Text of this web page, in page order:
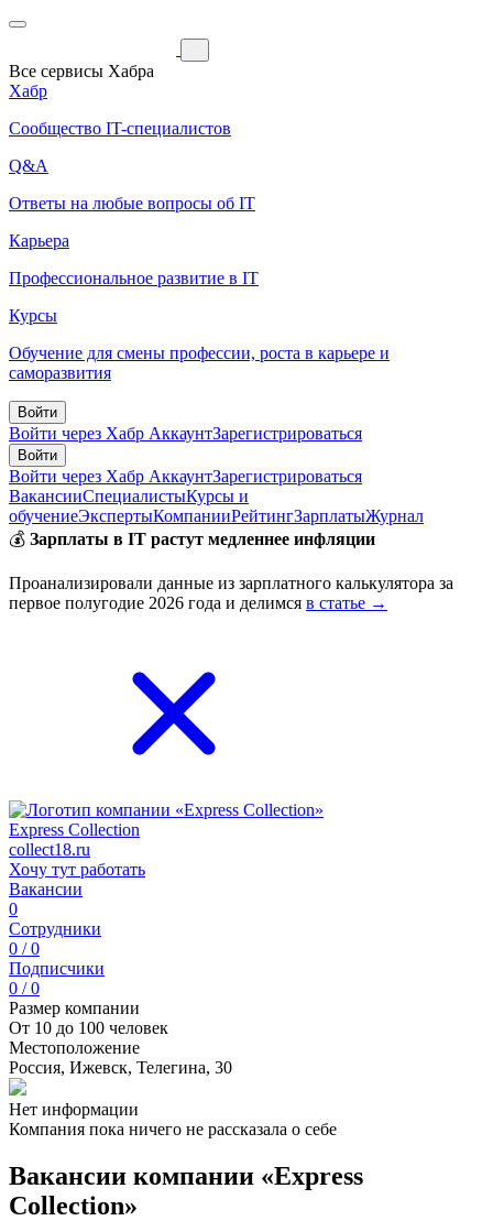
Все сервисы Хабра
Хабр
Сообщество IT-специалистов
Q&A
Ответы на любые вопросы об IT
Карьера
Профессиональное развитие в IT
Курсы
Обучение для смены профессии, роста в карьере и
саморазвития
Войти
Войти через Хабр АккаунтЗарегистрироваться
Войти
Войти через Хабр АккаунтЗарегистрироваться
ВакансииСпециалистыКурсы и
обучениеЭкспертыКомпанииРейтингЗарплатыЖурнал
💰 Зарплаты в IT растут медленнее инфляции
Проанализировали данные из зарплатного калькулятора за
первое полугодие 2026 года и делимся в статье →
Express Collection
collect18.ru
Хочу тут работать
Вакансии
0
Сотрудники
0 / 0
Подписчики
0 / 0
Размер компании
От 10 до 100 человек
Местоположение
Россия, Ижевск, Телегина, 30
Нет информации
Компания пока ничего не рассказала о себе
Вакансии компании «Express
Collection»